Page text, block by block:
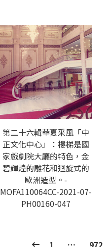
第二十六輯華夏采風「中
正文化中心」：樓梯是國
家戲劇院大廳的特色，金
碧輝煌的雕花和迴旋式的
歐洲造型。-
MOFA110064CC-2021-07-
PH00160-047
1 … 972